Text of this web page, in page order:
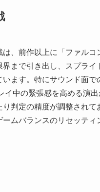
、前作以上に「ファル
まで引き出し、スプラ
います。特にサウンド面
イ中の緊張感を高める演
り判定の精度が調整され
ムバランスのリセッティ